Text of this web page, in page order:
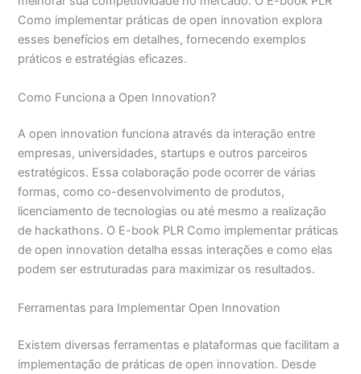
Como implementar práticas de open innovation explora
esses benefícios em detalhes, fornecendo exemplos
práticos e estratégias eficazes.
Como Funciona a Open Innovation?
A open innovation funciona através da interação entre
empresas, universidades, startups e outros parceiros
estratégicos. Essa colaboração pode ocorrer de várias
formas, como co-desenvolvimento de produtos,
licenciamento de tecnologias ou até mesmo a realização
de hackathons. O E-book PLR Como implementar práticas
de open innovation detalha essas interações e como elas
podem ser estruturadas para maximizar os resultados.
Ferramentas para Implementar Open Innovation
Existem diversas ferramentas e plataformas que facilitam a
implementação de práticas de open innovation. Desde